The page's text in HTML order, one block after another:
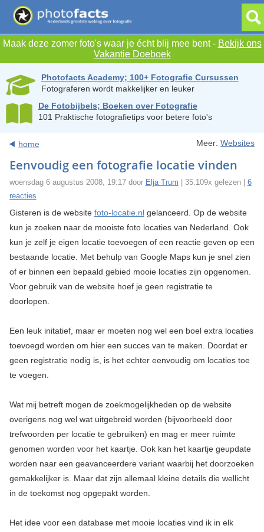
Maak deze zomer foto's waar je écht blij mee bent - Bekijk ons
Vakantie Doeboek
Photofacts Academy; 100+ Fotografie Cursussen
Fotograferen wordt makkelijker en leuker
De Fotobijbels; Boeken over Fotografie
101 Praktische fotografietips voor betere foto's
home Meer:Websites
Eenvoudig een fotografie locatie vinden
woensdag 6 augustus 2008, 19:17 door Elja Trum | 35.109x gelezen | 6
reacties
Gisteren is de website foto-locatie.nlgelanceerd. Op de website
kun je zoeken naar de mooiste foto locaties van Nederland. Ook
kun je zelf je eigen locatie toevoegen of een reactie geven op een
bestaande locatie. Met behulp van Google Maps kun je snel zien
of er binnen een bepaald gebied mooie locaties zijn opgenomen.
Voor gebruik van de website hoef je geen registratie te
doorlopen.
Een leuk initatief, maar er moeten nog wel een boel extra locaties
toevoegd worden om hier een succes van te maken. Doordat er
geen registratie nodig is, is het echter eenvoudig om locaties toe
te voegen.
Wat mij betreft mogen de zoekmogelijkheden op de website
overigens nog wel wat uitgebreid worden (bijvoorbeeld door
trefwoorden per locatie te gebruiken) en mag er meer ruimte
genomen worden voor het kaartje. Ook kan het kaartje geupdate
worden naar een geavanceerdere variant waarbij het doorzoeken
gemakkelijker is. Maar dat zijn allemaal kleine details die wellicht
in de toekomst nog opgepakt worden.
Het idee voor een database met mooie locaties vind ik in elk